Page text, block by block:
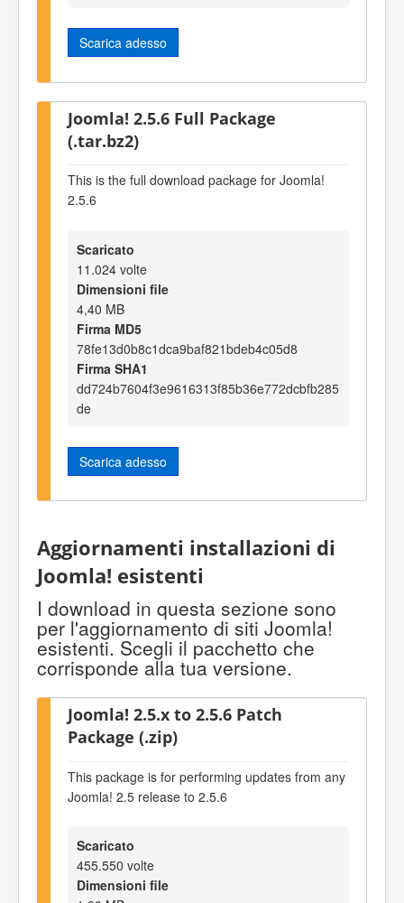
Scarica adesso
Joomla! 2.5.6 Full Package
(.tar.bz2)
This is the full download package for Joomla!
2.5.6
Scaricato
11.024 volte
Dimensioni file
4,40 MB
Firma MD5
78fe13d0b8c1dca9baf821bdeb4c05d8
Firma SHA1
dd724b7604f3e9616313f85b36e772dcbfb285
de
Scarica adesso
Aggiornamenti installazioni di
Joomla! esistenti
I download in questa sezione sono
per l'aggiornamento di siti Joomla!
esistenti. Scegli il pacchetto che
corrisponde alla tua versione.
Joomla! 2.5.x to 2.5.6 Patch
Package (.zip)
This package is for performing updates from any
Joomla! 2.5 release to 2.5.6
Scaricato
455.550 volte
Dimensioni file